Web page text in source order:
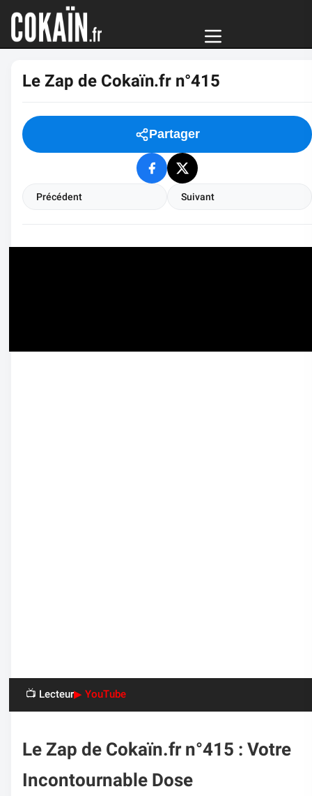
Le Zap de Cokaïn.fr n°415
Partager
Précédent Suivant
📺 Lecteur▶ YouTube
Le Zap de Cokaïn.fr n°415 : Votre
Incontournable Dose